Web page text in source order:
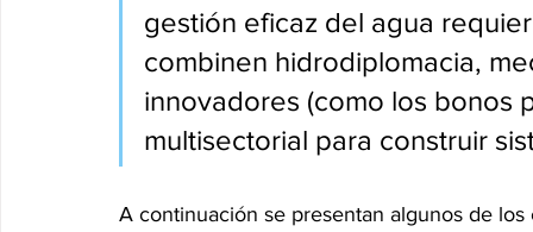
gestión eficaz del agua
combinen hidrodiplomacia,
innovadores (como los bonos
multisectorial para construir
A continuación se presentan algunos de